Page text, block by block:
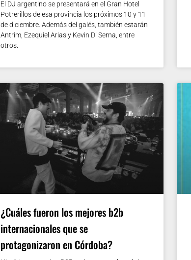
El DJ argentino se presentará en el Gran Hotel
Potrerillos de esa provincia los próximos 10 y 11
de diciembre. Además del galés, también estarán
Antrim, Ezequiel Arias y Kevin Di Serna, entre
otros.
¿Cuáles fueron los mejores b2b
internacionales que se
protagonizaron en Córdoba?